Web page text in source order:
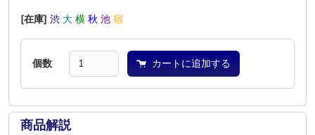
[在庫] 渋 大 横 秋 池 宿
個数 カートに追加する
商品解説